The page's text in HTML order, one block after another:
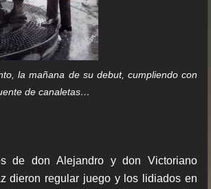
la mañana de su debut, cumpliendo con
de canaletas…
de don Alejandro y don Victoriano
dieron regular juego y los lidiados en